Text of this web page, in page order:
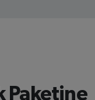
Paketine